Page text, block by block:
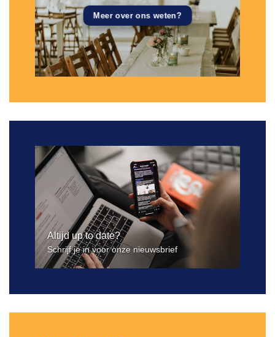
Meer over ons weten?
Altijd up to date?
Schrijf je in voor onze nieuwsbrief